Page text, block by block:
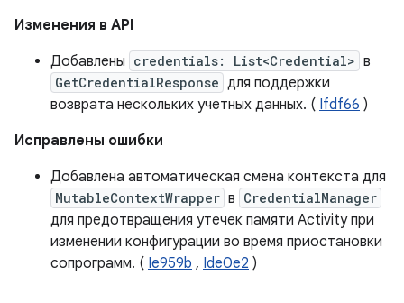
Изменения в API
Добавлены credentials: List<Credential> в
GetCredentialResponse для поддержки
возврата нескольких учетных данных. ( Ifdf66 )
Исправлены ошибки
Добавлена ​​автоматическая смена контекста для
MutableContextWrapper в CredentialManager
для предотвращения утечек памяти Activity при
изменении конфигурации во время приостановки
сопрограмм. ( Ie959b , Ide0e2 )